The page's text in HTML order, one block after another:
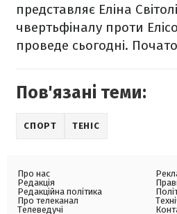
представляє Еліна
чвертьфіналу проти
проведе сьогодні.
Пов'язані теми:
СПОРТ ТЕНІС
Про нас
Редакція
Редакційна політика
Про телеканал
Телеведучі